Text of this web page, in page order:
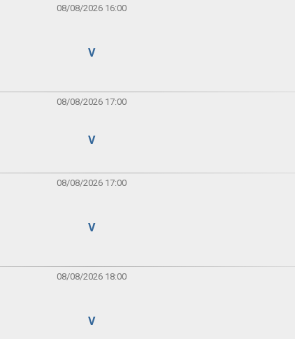
08/08/2026 16:00
V
08/08/2026 17:00
V
08/08/2026 17:00
V
08/08/2026 18:00
V